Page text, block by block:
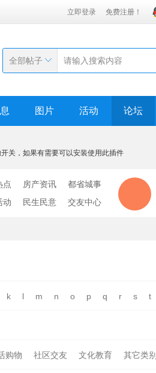
立即登录 免费注册！
全部帖子
图片 活动 论坛
关，如果有需要可以安装使用此插件
点 房产资讯
都省城事
动
民生民意 交友中心
k l m n o p q r s t
购物 社区交友 文化教育 其它类别